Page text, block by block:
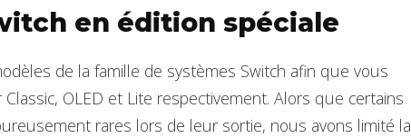
en édition spéciale
de la famille de systèmes Switch afin que vous
OLED et Lite respectivement. Alors que certains
rares lors de leur sortie, nous avons limité la